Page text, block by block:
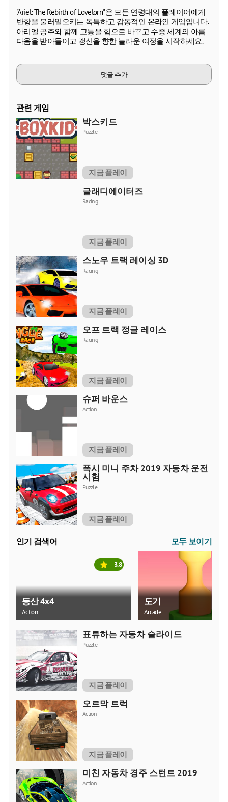
"Ariel: The Rebirth of Lovelorn"은 모든 연령대의 플레이어에게
반향을 불러일으키는 독특하고 감동적인 온라인 게임입니다.
아리엘 공주와 함께 고통을 힘으로 바꾸고 수중 세계의 아름
다움을 받아들이고 갱신을 향한 놀라운 여정을 시작하세요.
댓글 추가
관련 게임
박스키드
Puzzle
지금 플레이
글래디에이터즈
Racing
지금 플레이
스노우 트랙 레이싱 3D
Racing
지금 플레이
오프 트랙 정글 레이스
Racing
지금 플레이
슈퍼 바운스
Action
지금 플레이
폭시 미니 주차 2019 자동차 운전
시험
Puzzle
지금 플레이
인기 검색어 모두 보이기
등산 4x4
Action
3.8
도기
Arcade
표류하는 자동차 슬라이드
Puzzle
지금 플레이
오르막 트럭
Action
지금 플레이
미친 자동차 경주 스턴트 2019
Action